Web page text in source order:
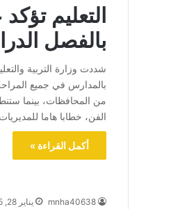
التعليم
بالفصل
شددت وزارة التربية
من المحافظات، بينما
الفن، خطابا هاما
أكمل القراءة »
mnha40638 يناير 28, 2025